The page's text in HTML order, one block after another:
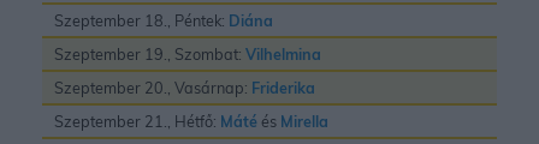
Szeptember 18., Péntek: Diána
Szeptember 19., Szombat: Vilhelmina
Szeptember 20., Vasárnap: Friderika
Szeptember 21., Hétfő: Máté és Mirella